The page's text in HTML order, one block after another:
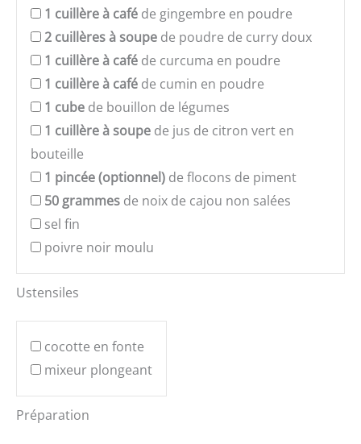
1 cuillère à café de gingembre en poudre
2 cuillères à soupe de poudre de curry doux
1 cuillère à café de curcuma en poudre
1 cuillère à café de cumin en poudre
1 cube de bouillon de légumes
1 cuillère à soupe de jus de citron vert en
bouteille
1 pincée (optionnel) de flocons de piment
50 grammes de noix de cajou non salées
sel fin
poivre noir moulu
Ustensiles
cocotte en fonte
mixeur plongeant
Préparation